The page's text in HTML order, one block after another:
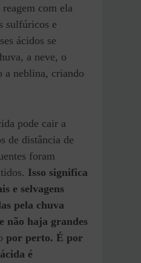
com ela
sulfúricos e
ácidos se
a neve, o
a neblina, criando
pode cair a
de distância de
foram
Isso significa
e selvagens
pela chuva
não haja grandes
por perto. É por
é